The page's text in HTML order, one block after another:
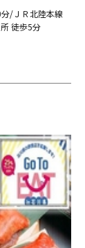
/ＪＲ北陸本線
徒歩5分